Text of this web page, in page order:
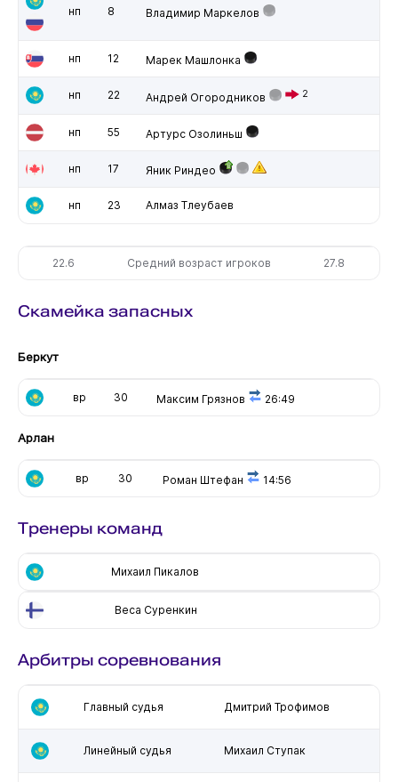
нп 8 Владимир Маркелов
нп 12 Марек Машлонка
нп 22 Андрей Огородников 2
нп 55 Артурс Озолиньш
нп 17 Яник Риндео
нп 23 Алмаз Тлеубаев
22.6 Средний возраст игроков 27.8
Скамейка запасных
Беркут
вр 30 Максим Грязнов 26:49
Арлан
вр 30 Роман Штефан 14:56
Тренеры команд
Михаил Пикалов
Веса Суренкин
Арбитры соревнования
Главный судья Дмитрий Трофимов
Линейный судья Михаил Ступак